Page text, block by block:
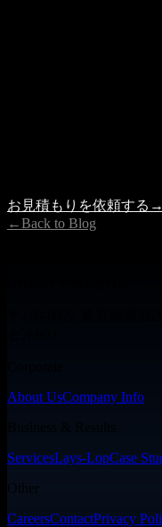
お見積もりを依頼する →
←Back to Blog
About UsCompany Info
ServicesLays-LopCase
Other
CareersContactPrivacy